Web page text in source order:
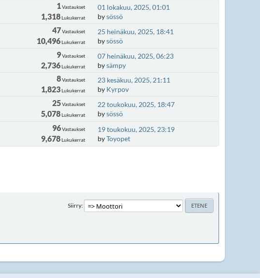
1Vastaukset
1,318Lukukerrat
01 lokakuu, 2025, 01:01
bysössö
47Vastaukset
10,496Lukukerrat
25 heinäkuu, 2025, 18:41
bysössö
9Vastaukset
2,736Lukukerrat
07 heinäkuu, 2025, 06:23
bysämpy
8Vastaukset
1,823Lukukerrat
23 kesäkuu, 2025, 21:11
by Kyrpov
25Vastaukset
5,078Lukukerrat
22 toukokuu, 2025, 18:47
bysössö
96Vastaukset
9,678Lukukerrat
19 toukokuu, 2025, 23:19
byToyopet
Siirry